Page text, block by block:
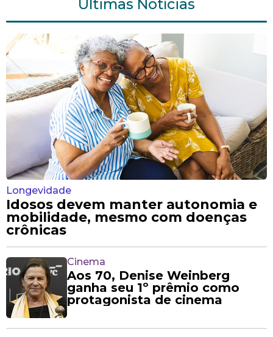
Últimas Notícias
Longevidade
Idosos devem manter autonomia e
mobilidade, mesmo com doenças
crônicas
Cinema
Aos 70, Denise Weinberg
ganha seu 1º prêmio como
protagonista de cinema